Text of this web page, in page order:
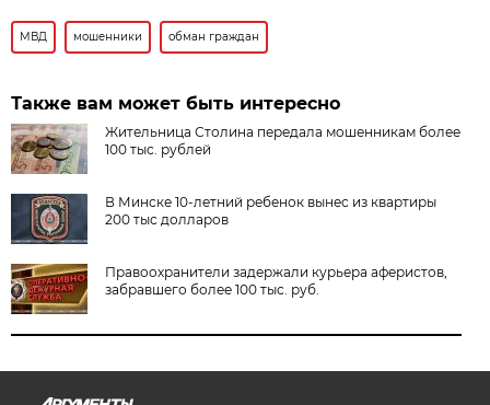
МВД мошенники обман граждан
Также вам может быть интересно
Жительница Столина передала мошенникам более
100 тыс. рублей
В Минске 10-летний ребенок вынес из квартиры
200 тыс долларов
Правоохранители задержали курьера аферистов,
забравшего более 100 тыс. руб.